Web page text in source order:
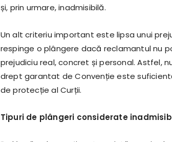
și, prin urmare, inadmisibilă.
Un alt criteriu important este lipsa unui
respinge o plângere dacă reclamantul nu
prejudiciu real, concret și personal. Astfel,
drept garantat de Convenție este
de protecție al Curții.
Tipuri de plângeri considerate